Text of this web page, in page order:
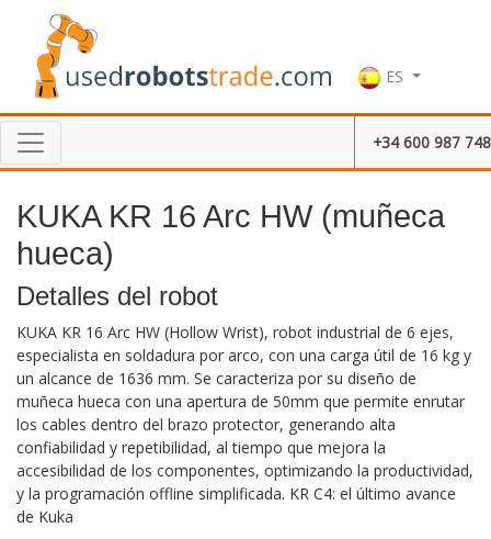
ES
+34 600 987 748
KUKA KR 16 Arc HW (muñeca
hueca)
Detalles del robot
KUKA KR 16 Arc HW (Hollow Wrist), robot industrial de 6 ejes,
especialista en soldadura por arco, con una carga útil de 16 kg y
un alcance de 1636 mm. Se caracteriza por su diseño de
muñeca hueca con una apertura de 50mm que permite enrutar
los cables dentro del brazo protector, generando alta
confiabilidad y repetibilidad, al tiempo que mejora la
accesibilidad de los componentes, optimizando la productividad,
y la programación offline simplificada. KR C4: el último avance
de Kuka